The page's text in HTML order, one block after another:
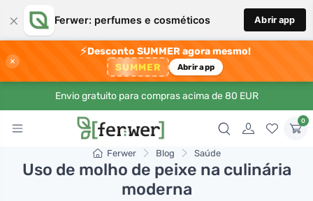
× Ferwer: perfumes e cosméticos Abrir app
×
⚡Desconto SUMMER agora mesmo!
SUMMER Abrir app
Envio gratuito para compras acima de 80 EUR
0
Ferwer Blog Saúde
Uso de molho de peixe na culinária
moderna